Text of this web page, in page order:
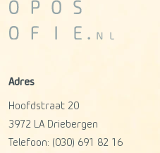
Adres
Hoofdstraat 20
3972 LA
Driebergen
Telefoon: (030) 691 82 16